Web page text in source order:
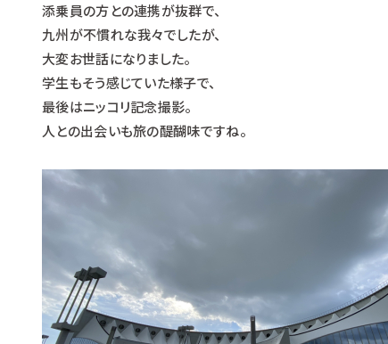
添乗員の方との連携が抜群で、
九州が不慣れな我々でしたが、
大変お世話になりました。
学生もそう感じていた様子で、
最後はニッコリ記念撮影。
人との出会いも旅の醍醐味ですね。